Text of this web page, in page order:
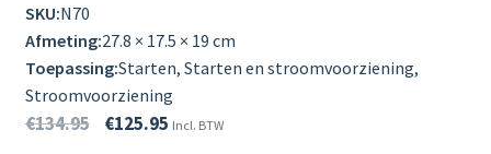
SKU:N70
Afmeting:27.8 × 17.5 × 19 cm
Toepassing:Starten, Starten en stroomvoorziening,
Stroomvoorziening
€134.95 €125.95 Incl. BTW